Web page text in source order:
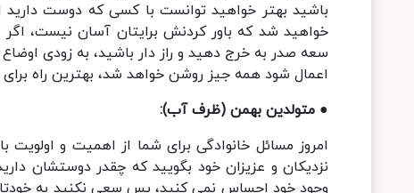
باشید بهتر خواهید توانست با کسی که دوست دارید
خواهید شد که باور کردنش برایتان آسان نیست،
سعه صدر به خرج دهید و راز دار باشید، به زودی
اعمال شود همه جیز روشن خواهد شد، بهترین راه
● متولدین بهمن (ظرف آب):
امروز مسائل خانوادگی برای شما از اهمیت و اولویت
نزدیکان و عزیزان خود بگویید که چقدر دوستشان
وجود خود احساس نمی کنید، پس سعی نکنید به